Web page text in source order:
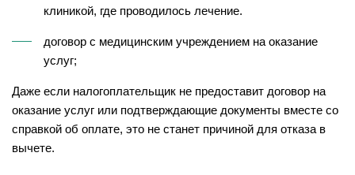
клиникой, где проводилось лечение.
договор с медицинским учреждением на оказание
услуг;
Даже если налогоплательщик не предоставит договор на
оказание услуг или подтверждающие документы вместе со
справкой об оплате, это не станет причиной для отказа в
вычете.